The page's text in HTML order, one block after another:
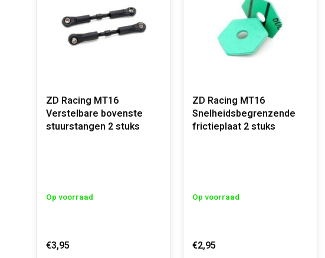
ZD Racing MT16
Verstelbare bovenste
stuurstangen 2 stuks
Op voorraad
€3,95
ZD Racing MT16
Snelheidsbegrenzende
frictieplaat 2 stuks
Op voorraad
€2,95